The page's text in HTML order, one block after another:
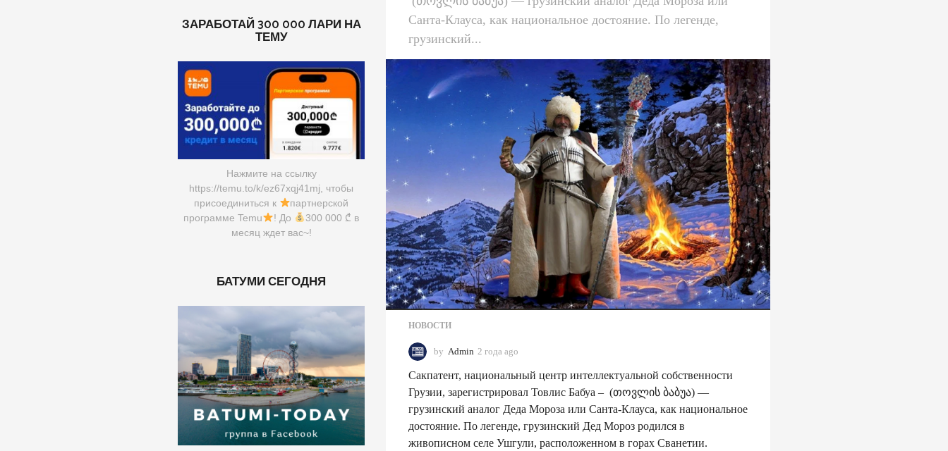
Санта-Клауса, как национальное достояние. По легенде,
грузинский...
НОВОСТИ
by Admin 2 года ago
о
д
a
g
o
Сакпатент, национальный центр интеллектуальной собственности
Грузии, зарегистрировал Товлис Бабуа – (თოვლის ბაბუა) —
грузинский аналог Деда Мороза или Санта-Клауса, как национальное
достояние. По легенде, грузинский Дед Мороз родился в
живописном селе Ушгули, расположенном в горах Сванетии.
ЗАРАБОТАЙ 300 000 ЛАРИ НА
ТЕМУ
Нажмите на ссылку
https://temu.to/k/ez67xqj41mj, чтобы
присоединиться к
партнерской
программе Temu
! До
300 000 ₾ в
месяц ждет вас~!
БАТУМИ СЕГОДНЯ